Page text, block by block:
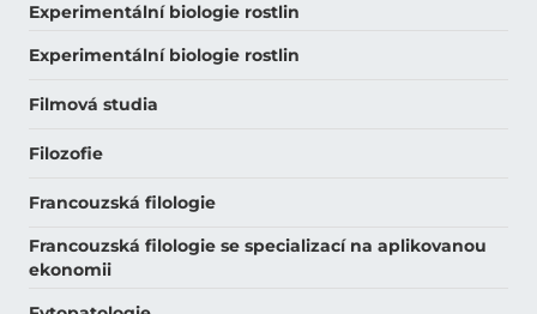
Experimentální biologie rostlin
Experimentální biologie rostlin
Filmová studia
Filozofie
Francouzská filologie
Francouzská filologie se specializací na aplikovanou
ekonomii